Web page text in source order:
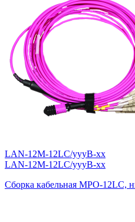
LAN-12M-12LC/yyyB-xx
LAN-12M-12LC/yyyB-xx
Сборка кабельная MPO-12LC,